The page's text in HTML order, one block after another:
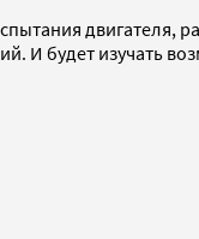
двигателя,
И будет изучать